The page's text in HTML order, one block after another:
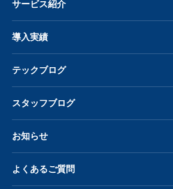
サービス紹介
導入実績
テックブログ
スタッフブログ
お知らせ
よくあるご質問